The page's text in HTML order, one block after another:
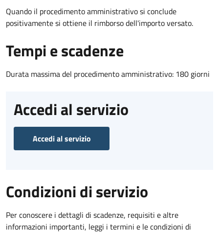
Quando il procedimento amministrativo si conclude
positivamente si ottiene il rimborso dell'importo versato.
Tempi e scadenze
Durata massima del procedimento amministrativo: 180 giorni
Accedi al servizio
Accedi al servizio
Condizioni di servizio
Per conoscere i dettagli di scadenze, requisiti e altre
informazioni importanti, leggi i termini e le condizioni di